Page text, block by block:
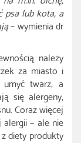
psa lub kota, a
– wymienia dr
należy
za miasto i
umyć twarz, a
się alergeny,
Coraz więcej
– ale nie
diety produkty